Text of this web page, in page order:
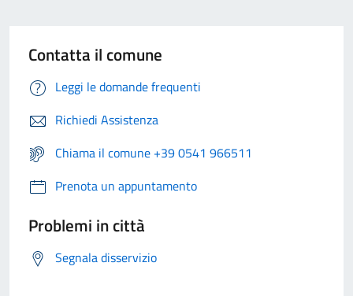
Contatta il comune
Leggi le domande frequenti
Richiedi Assistenza
Chiama il comune +39 0541 966511
Prenota un appuntamento
Problemi in città
Segnala disservizio